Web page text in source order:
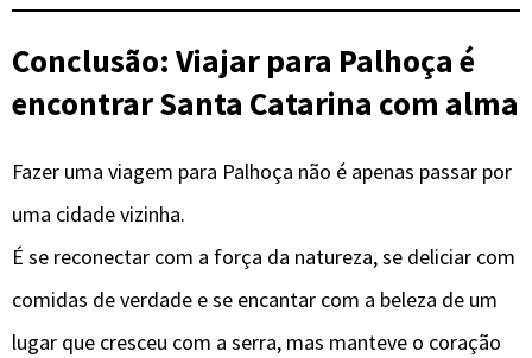
Conclusão: Viajar para Palhoça é
encontrar Santa Catarina com alma
Fazer uma viagem para Palhoça não é apenas passar por
uma cidade vizinha.
É se reconectar com a força da natureza, se deliciar com
comidas de verdade e se encantar com a beleza de um
lugar que cresceu com a serra, mas manteve o coração